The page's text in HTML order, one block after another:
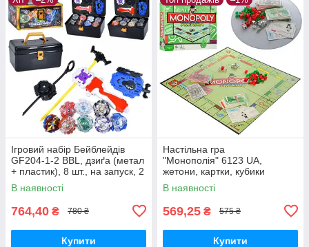
Ігровий набір Бейблейдів
GF204-1-2 BBL, дзиґа (метал
+ пластик), 8 шт., на запуск, 2
типи, валіза/яскраво-
червоний
В наявності
764,40 ₴ 780 ₴
Купити
Настільна гра
"Монополія" 6123 UA,
жетони, картки, кубики
В наявності
569,25 ₴ 575 ₴
Купити